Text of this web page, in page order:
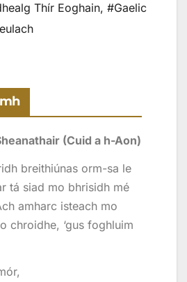
Thír Eoghain, #Gaelic
(Cuid a h-Aon)
breithiúnas orm-sa le
tá siad mo bhrisidh mé
amharc isteach mo
chroidhe, ‘gus foghluim